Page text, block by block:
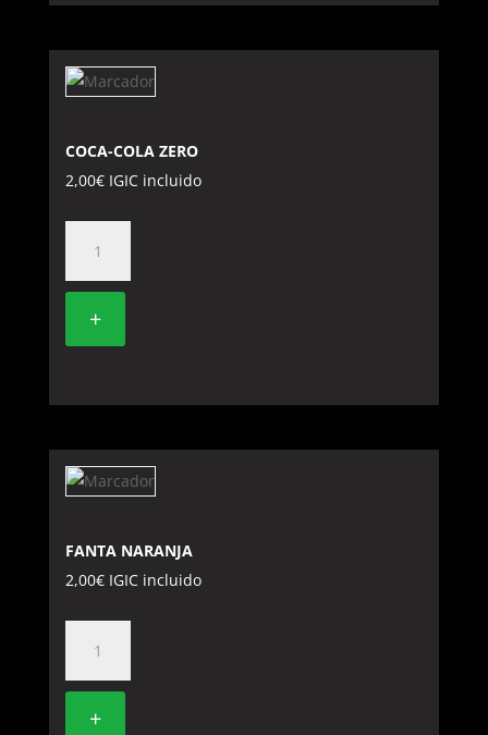
COCA-COLA ZERO
2,00€ IGIC incluido
COLA
ZERO
cantidad
+
FANTA NARANJA
2,00€ IGIC incluido
NARANJA
cantidad
+